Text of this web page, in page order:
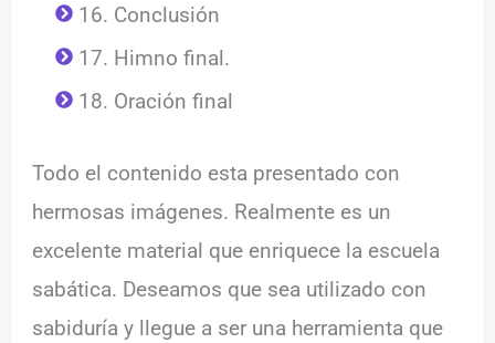
16. Conclusión
17. Himno final.
18. Oración final
Todo el contenido esta presentado con
hermosas imágenes. Realmente es un
excelente material que enriquece la escuela
sabática. Deseamos que sea utilizado con
sabiduría y llegue a ser una herramienta que